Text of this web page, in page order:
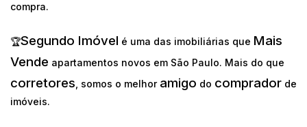
compra.
🏆Segundo Imóvel é uma das imobiliárias que Mais
Vende apartamentos novos em São Paulo. Mais do que
corretores , somos o melhor amigo do comprador de
imóveis.